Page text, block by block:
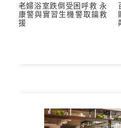
老婦浴室跌倒受困呼救 永
康警與實習生機警取鑰救
援